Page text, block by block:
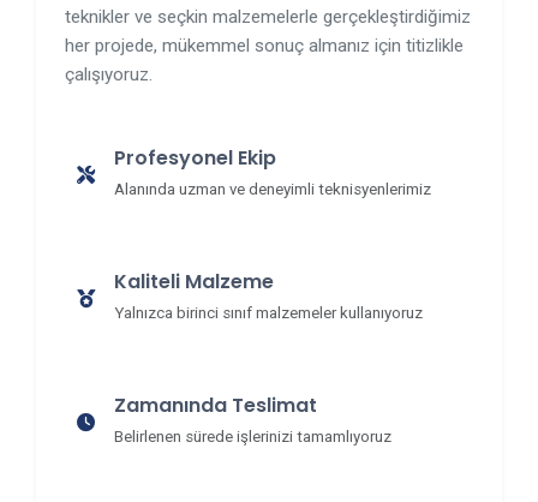
teknikler ve seçkin malzemelerle gerçekleştirdiğimiz
her projede, mükemmel sonuç almanız için titizlikle
çalışıyoruz.
Profesyonel Ekip
Alanında uzman ve deneyimli teknisyenlerimiz
Kaliteli Malzeme
Yalnızca birinci sınıf malzemeler kullanıyoruz
Zamanında Teslimat
Belirlenen sürede işlerinizi tamamlıyoruz